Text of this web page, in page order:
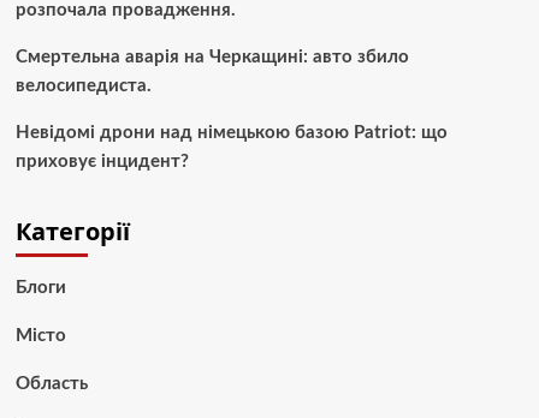
розпочала провадження.
Смертельна аварія на Черкащині: авто збило
велосипедиста.
Невідомі дрони над німецькою базою Patriot: що
приховує інцидент?
Категорії
Блоги
Місто
Область